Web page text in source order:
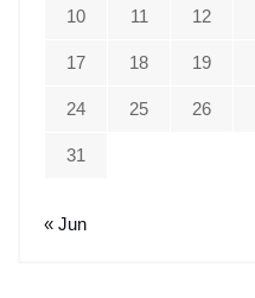
10 11 12
17 18 19
24 25 26
31
« Jun